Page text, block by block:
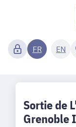
FR EN
Sortie de
Grenoble